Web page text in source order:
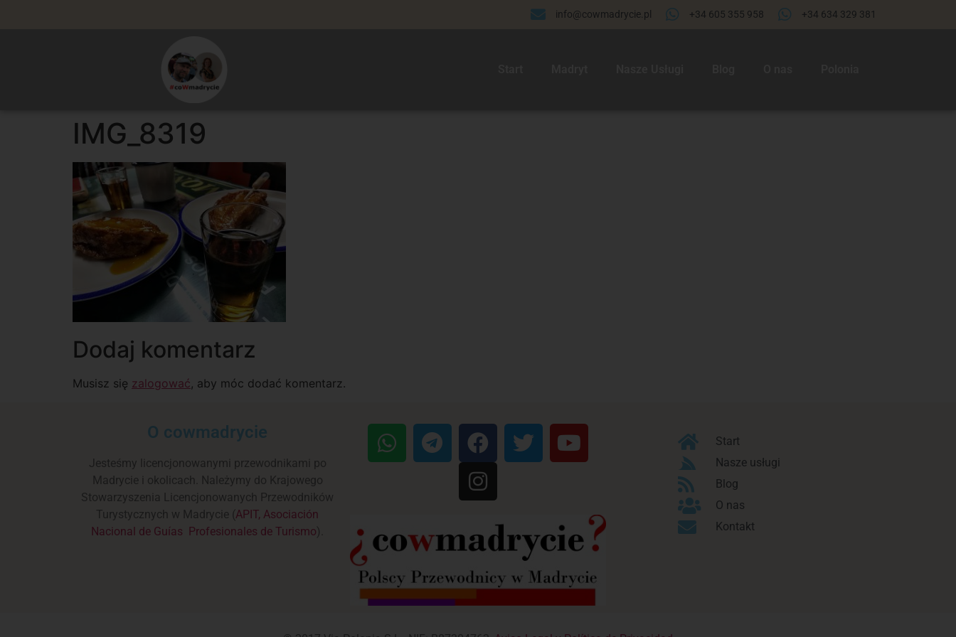
info@cowmadrycie.pl +34 605 355 958 +34 634 329 381​
IMG_8319
Dodaj komentarz
Musisz się zalogować, aby móc dodać komentarz.
O cowmadrycie
Jesteśmy licencjonowanymi przewodnikami po
Madrycie i okolicach. Należymy do Krajowego
Stowarzyszenia Licencjonowanych Przewodników
Turystycznych w Madrycie (APIT, Asociación
Nacional de Guías Profesionales de Turismo).
Start
Nasze usługi
Blog
O nas
Kontakt